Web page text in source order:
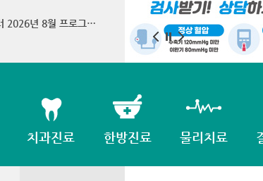
강화군가족센터 2026년 8월 프로그램 안내
치과진료 한방진료 물리치료